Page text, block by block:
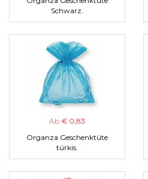
Schwarz.
Ab € 0,83
Organza Geschenktüte
türkis.